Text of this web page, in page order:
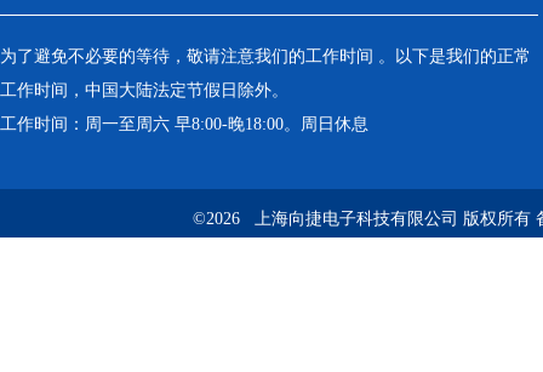
为了避免不必要的等待，敬请注意我们的工作时间 。以下是我们的正常
工作时间，中国大陆法定节假日除外。
工作时间：周一至周六 早8:00-晚18:00。周日休息
©2026 上海向捷电子科技有限公司 版权所有